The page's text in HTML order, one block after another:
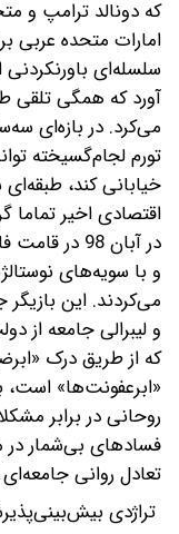
که دونالد ترامپ و
امارات متحده عربی
سلسله‌ای
آورد که همگی تلقی
تورم لجام‌گسیخته
خیابانی کند،
اقتصادی اخیر تماما
در آبان 98
و با سویه‌های
می‌کردند. این
و لیبرالی جامعه از
که از طریق درک
«ابرعفونت‌ها»
روحانی در برابر
فسادهای بی‌شمار در
تعادل روانی
تراژدی